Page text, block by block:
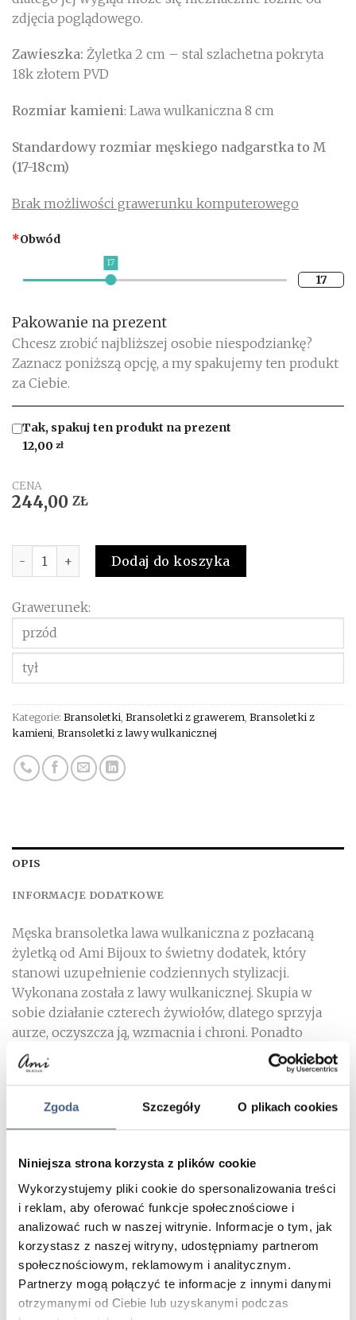
Zgoda Szczegóły O plikach cookies
Niniejsza strona korzysta z plików cookie
Wykorzystujemy pliki cookie do spersonalizowania treści
i reklam, aby oferować funkcje społecznościowe i
analizować ruch w naszej witrynie. Informacje o tym, jak
korzystasz z naszej witryny, udostępniamy partnerom
społecznościowym, reklamowym i analitycznym.
Partnerzy mogą połączyć te informacje z innymi danymi
otrzymanymi od Ciebie lub uzyskanymi podczas
zdjęcia poglądowego.
Zawieszka: Żyletka 2 cm – stal szlachetna pokryta
18k złotem PVD
Rozmiar kamieni: Lawa wulkaniczna 8 cm
Standardowy rozmiar męskiego nadgarstka to M
(17-18cm)
Brak możliwości grawerunku komputerowego
*Obwód
17
17
Pakowanie na prezent
Chcesz zrobić najbliższej osobie niespodziankę?
Zaznacz poniższą opcję, a my spakujemy ten produkt
za Ciebie.
Tak, spakuj ten produkt na prezent
12,00 zł
CENA
244,00 ZŁ
Dodaj do koszyka
Grawerunek:
Kategorie: Bransoletki Bransoletki z grawerem Bransoletki z
kamieni Bransoletki z lawy wulkanicznej
OPIS
INFORMACJE DODATKOWE
Męska bransoletka lawa wulkaniczna z pozłacaną
żyletką od Ami Bijoux to świetny dodatek, który
stanowi uzupełnienie codziennych stylizacji.
Wykonana została z lawy wulkanicznej. Skupia w
sobie działanie czterech żywiołów, dlatego sprzyja
aurze, oczyszcza ją, wzmacnia i chroni. Ponadto
bransoletka została urozmaicona zawieszką w
kształcie żyletki, która symbolizuje siłę, odwagę,
są też świetnym pomysłem na prezent.
żyletką to dodatek, który zdecydowanie będzie służył
jako amulet i cieszył nawet tych najbardziej
wymagających, poszukujących nowoczesnej
elegancji!
Aby dobrać rozmiarzmierz obwód nadgarstka i
wybierz właściwą dla Ciebie opcję. Użyj centymetra
krawieckiego lub sznureczka. Dopasuj ciasno, bez